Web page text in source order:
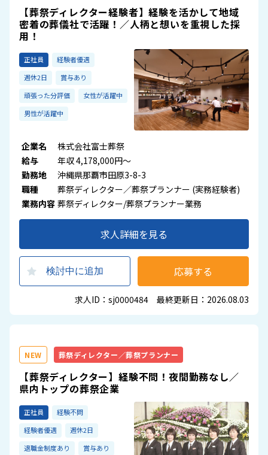
【葬祭ディレクター経験者】経験を活かして地域
密着の葬儀社で活躍！／人柄と想いを重視した採
用！
正社員
経験者優遇
週休2日
賞与あり
頑張った分評価
女性が活躍中
男性が活躍中
企業名
株式会社富士葬祭
給与
年収 4,178,000円～
勤務地
沖縄県那覇市田原3-8-3
職種
葬祭ディレクター／葬祭プランナー (実務経験者)
業務内容 葬祭ディレクター/葬祭プランナー業務
求人詳細を見る
検討中に追加 応募する
求人ID：sj0000484 最終更新日：2026.08.03
NEW 葬祭ディレクター／葬祭プランナー
【葬祭ディレクター】経験不問！夜間勤務なし／
県内トップの葬祭企業
正社員
経験不問
経験者優遇
週休2日
退職金制度あり
賞与あり